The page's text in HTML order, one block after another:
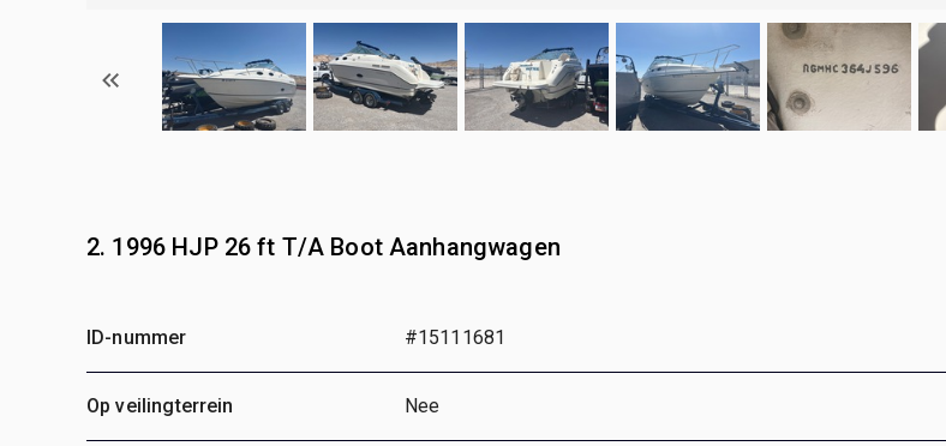
2. 1996 HJP 26 ft T/A Boot Aanhangwagen
ID-nummer #15111681
Op veilingterrein Nee